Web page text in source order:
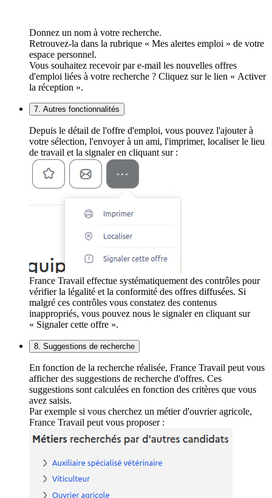
Donnez un nom à votre recherche.
Retrouvez-la dans la rubrique « Mes alertes emploi » de votre
espace personnel.
Vous souhaitez recevoir par e-mail les nouvelles offres
d'emploi liées à votre recherche ? Cliquez sur le lien « Activer
la réception ».
7. Autres fonctionnalités
Depuis le détail de l'offre d'emploi, vous pouvez l'ajouter à
votre sélection, l'envoyer à un ami, l'imprimer, localiser le lieu
de travail et la signaler en cliquant sur :
France Travail effectue systématiquement des contrôles pour
vérifier la légalité et la conformité des offres diffusées. Si
malgré ces contrôles vous constatez des contenus
inappropriés, vous pouvez nous le signaler en cliquant sur
« Signaler cette offre ».
8. Suggestions de recherche
En fonction de la recherche réalisée, France Travail peut vous
afficher des suggestions de recherche d'offres. Ces
suggestions sont calculées en fonction des critères que vous
avez saisis.
Par exemple si vous cherchez un métier d'ouvrier agricole,
France Travail peut vous proposer :